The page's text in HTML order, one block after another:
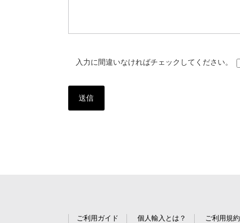
入力に間違いなければチェックしてください。
ご利用ガイド 個人輸入とは？ ご利用規約